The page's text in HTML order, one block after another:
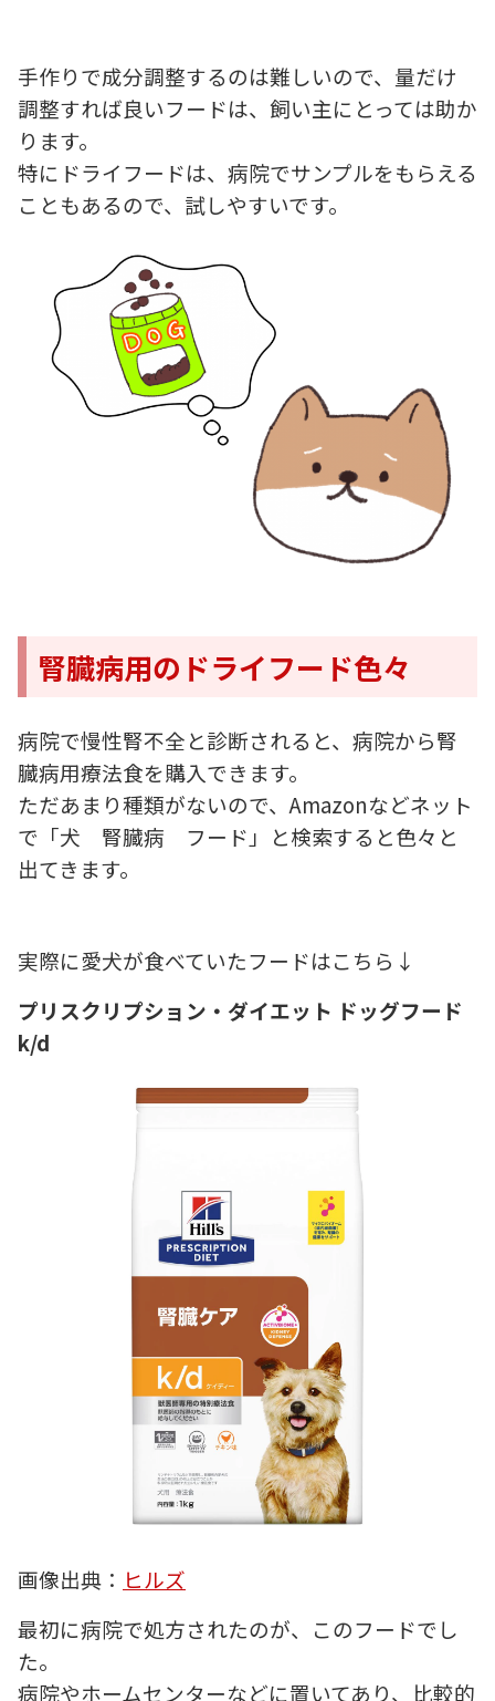
手作りで成分調整するのは難しいので、量だけ
調整すれば良いフードは、飼い主にとっては助か
ります。
特にドライフードは、病院でサンプルをもらえる
こともあるので、試しやすいです。
腎臓病用のドライフード色々
病院で慢性腎不全と診断されると、病院から腎
臓病用療法食を購入できます。
ただあまり種類がないので、Amazonなどネット
で「犬 腎臓病 フード」と検索すると色々と
出てきます。
実際に愛犬が食べていたフードはこちら↓
プリスクリプション・ダイエット ドッグフード
k/d
画像出典： ヒルズ
最初に病院で処方されたのが、このフードでし
た。
病院やホームセンターなどに置いてあり、比較的